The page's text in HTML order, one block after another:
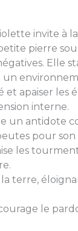
invite
pierre
Elle
apaiser les
interne.
antidote
pour son
les
terre,
le